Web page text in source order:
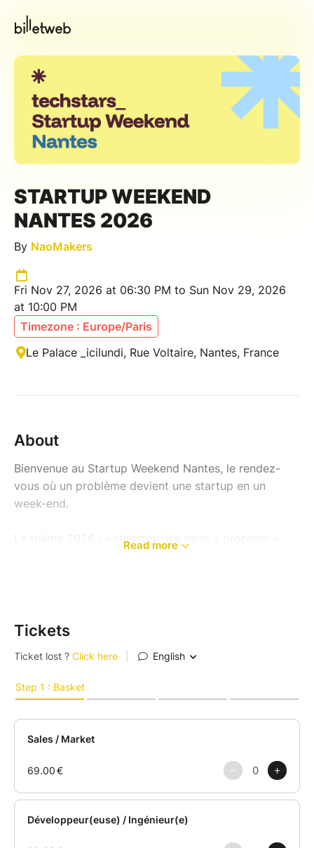
STARTUP WEEKEND
NANTES 2026
By NaoMakers
Fri Nov 27, 2026 at 06:30 PM to Sun Nov 29, 2026
at 10:00 PM
Timezone : Europe/Paris
Le Palace _icilundi, Rue Voltaire, Nantes, France
About
Bienvenue au Startup Weekend Nantes, le rendez-
vous où un problème devient une startup en un
week-end.
Le thème 2026 : « Houston, we have a problem! »
sur le terrain. Et on le résout à douze.
Pendant 54 heures non-stop, tu vas vivre à 100 à
passionnés prêts à bousculer les choses avec toi.
c'est l'endroit où tout peut arriver.
Un problème qui te tient à cœur ? Viens le porter.
Pas de problème en tête, mais envie de créer ?
Rejoins une équipe, toutes les compétences
Read more
Tickets